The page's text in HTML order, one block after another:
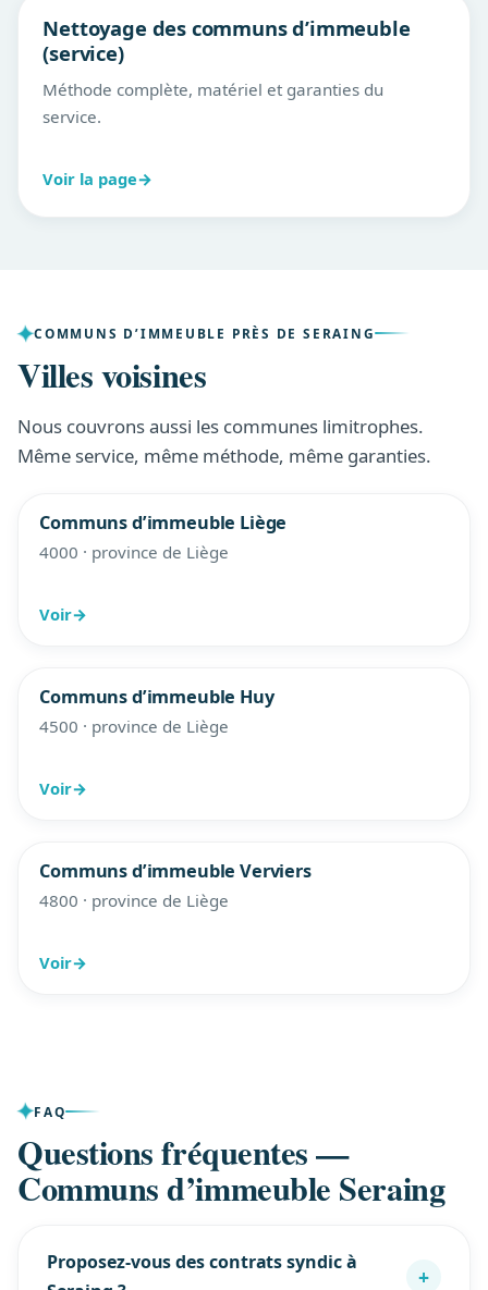
Nettoyage des communs d’immeuble
(service)
Méthode complète, matériel et garanties du
service.
Voir la page→
COMMUNS D’IMMEUBLE PRÈS DE SERAING
Villes voisines
Nous couvrons aussi les communes limitrophes.
Même service, même méthode, même garanties.
Communs d’immeuble Liège
4000 · province de Liège
Voir→
Communs d’immeuble Huy
4500 · province de Liège
Voir→
Communs d’immeuble Verviers
4800 · province de Liège
Voir→
FAQ
Questions fréquentes —
Communs d’immeuble Seraing
Proposez-vous des contrats syndic à
+